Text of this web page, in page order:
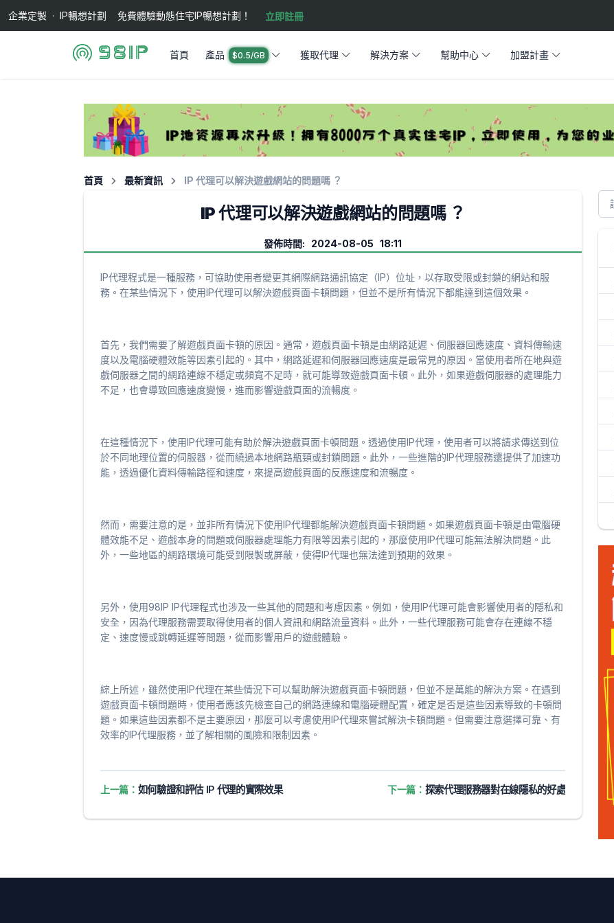
企業定製 · IP暢想計劃 免費體驗動態住宅IP暢想計劃！ 立即註冊
首頁 產品 $0.5/GB 獲取代理 解決方案 幫助中心 加盟計畫
首頁 最新資訊 IP 代理可以解決遊戲網站的問題嗎 ？
IP 代理可以解決遊戲網站的問題嗎 ？
發佈時間: 2024-08-05 18:11
IP代理程式是一種服務，可協助使用者變更其網際網路通訊協定（IP）位址，以存取受限或封鎖的網站和服
務。在某些情況下，使用IP代理可以解決遊戲頁面卡頓問題，但並不是所有情況下都能達到這個效果。
首先，我們需要了解遊戲頁面卡頓的原因。通常，遊戲頁面卡頓是由網路延遲、伺服器回應速度、資料傳輸速
度以及電腦硬體效能等因素引起的。其中，網路延遲和伺服器回應速度是最常見的原因。當使用者所在地與遊
戲伺服器之間的網路連線不穩定或頻寬不足時，就可能導致遊戲頁面卡頓。此外，如果遊戲伺服器的處理能力
不足，也會導致回應速度變慢，進而影響遊戲頁面的流暢度。
在這種情況下，使用IP代理可能有助於解決遊戲頁面卡頓問題。透過使用IP代理，使用者可以將請求傳送到位
於不同地理位置的伺服器，從而繞過本地網路瓶頸或封鎖問題。此外，一些進階的IP代理服務還提供了加速功
能，透過優化資料傳輸路徑和速度，來提高遊戲頁面的反應速度和流暢度。
然而，需要注意的是，並非所有情況下使用IP代理都能解決遊戲頁面卡頓問題。如果遊戲頁面卡頓是由電腦硬
體效能不足、遊戲本身的問題或伺服器處理能力有限等因素引起的，那麼使用IP代理可能無法解決問題。此
外，一些地區的網路環境可能受到限製或屏蔽，使得IP代理也無法達到預期的效果。
另外，使用98IP IP代理程式也涉及一些其他的問題和考慮因素。例如，使用IP代理可能會影響使用者的隱私和
安全，因為代理服務需要取得使用者的個人資訊和網路流量資料。此外，一些代理服務可能會存在連線不穩
定、速度慢或跳轉延遲等問題，從而影響用戶的遊戲體驗。
綜上所述，雖然使用IP代理在某些情況下可以幫助解決遊戲頁面卡頓問題，但並不是萬能的解決方案。在遇到
遊戲頁面卡頓問題時，使用者應該先檢查自己的網路連線和電腦硬體配置，確定是否是這些因素導致的卡頓問
題。如果這些因素都不是主要原因，那麼可以考慮使用IP代理來嘗試解決卡頓問題。但需要注意選擇可靠、有
效率的IP代理服務，並了解相關的風險和限制因素。
上一篇： 如何驗證和評估 IP 代理的實際效果 下一篇： 探索代理服務器對在線隱私的好處